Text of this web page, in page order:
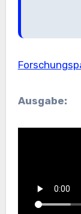
Ausgabe: